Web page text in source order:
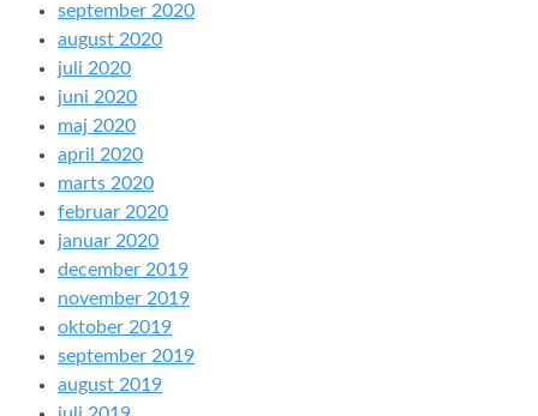
september 2020
august 2020
juli 2020
juni 2020
maj 2020
april 2020
marts 2020
februar 2020
januar 2020
december 2019
november 2019
oktober 2019
september 2019
august 2019